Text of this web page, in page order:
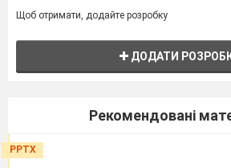
Щоб отримати, додайте розробку
ДОДАТИ
Рекомендовані
PPTX